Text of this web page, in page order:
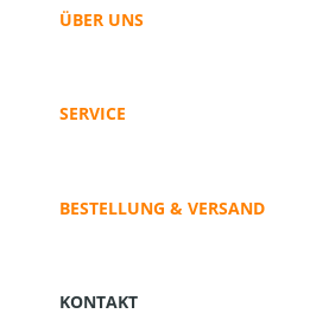
ÜBER UNS
SERVICE
BESTELLUNG & VERSAND
KONTAKT